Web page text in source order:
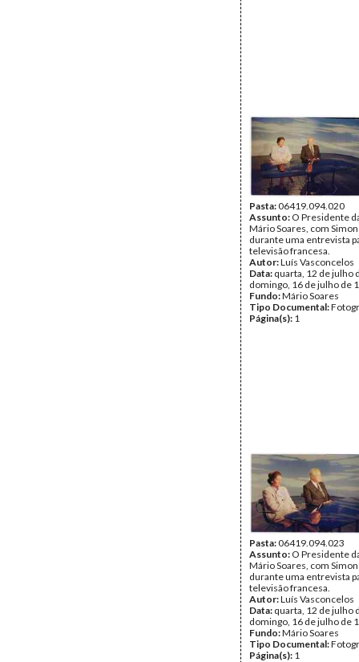
Pasta:06419.094.020
Assunto: O Presidente
Mário Soares, com
durante uma entrevista
televisão francesa.
Autor:Luís Vasconcelos
Data: quarta, 12 de julho
domingo, 16 de julho de
Fundo:Mário Soares
Tipo Documental:
Página(s): 1
Pasta:06419.094.023
Assunto: O Presidente
Mário Soares, com
durante uma entrevista
televisão francesa.
Autor:Luís Vasconcelos
Data: quarta, 12 de julho
domingo, 16 de julho de
Fundo:Mário Soares
Tipo Documental:
Página(s): 1